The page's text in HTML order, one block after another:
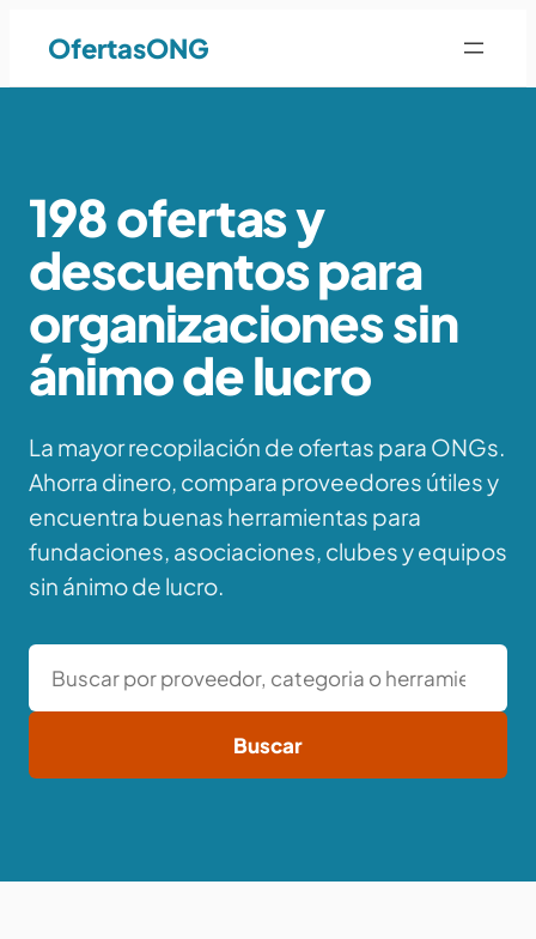
contenido
OfertasONG
198 ofertas y
descuentos para
organizaciones sin
ánimo de lucro
La mayor recopilación de ofertas para ONGs.
Ahorra dinero, compara proveedores útiles y
encuentra buenas herramientas para
fundaciones, asociaciones, clubes y equipos
sin ánimo de lucro.
Buscar